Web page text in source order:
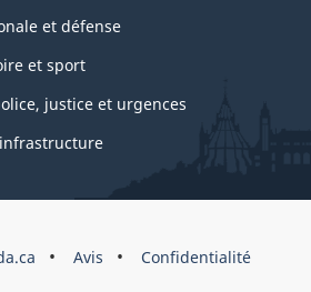
et défense
et sport
justice et urgences
Avis Confidentialité